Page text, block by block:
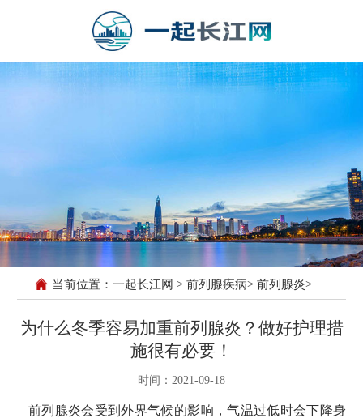
当前位置： 一起长江网 > 前列腺疾病> 前列腺炎>
为什么冬季容易加重前列腺炎？做好护理措
施很有必要！
时间：2021-09-18
前列腺炎会受到外界气候的影响，气温过低时会下降身